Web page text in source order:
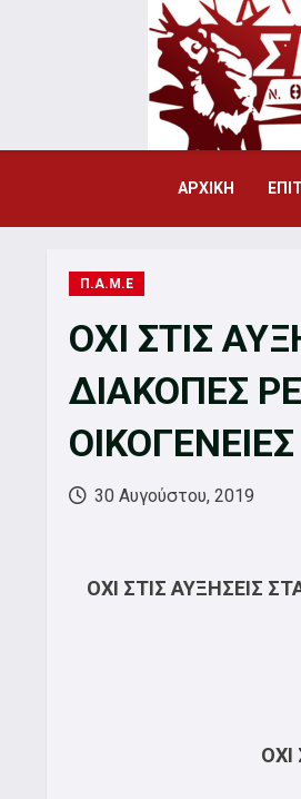
ΑΡΧΙΚΗ
Π.Α.Μ.Ε
ΟΧΙ ΣΤΙΣ
ΔΙΑΚΟΠΕΣ
ΟΙΚΟΓΕΝΕΙΕΣ
30 Αυγούστου, 2019
ΟΧΙ ΣΤΙΣ ΑΥΞΗΣΕΙΣ